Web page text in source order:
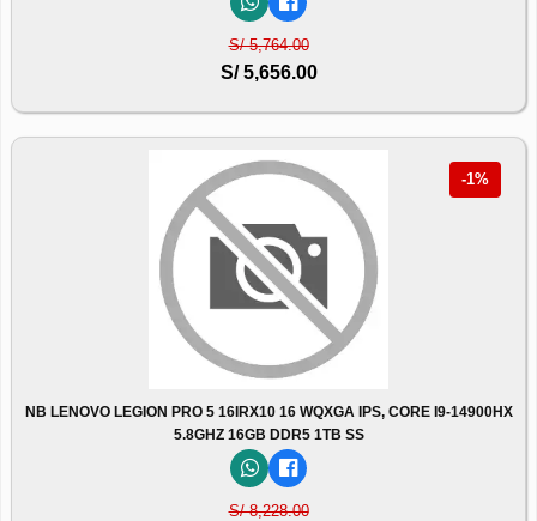
S/ 5,764.00
S/ 5,656.00
-1%
NB LENOVO LEGION PRO 5 16IRX10 16 WQXGA IPS, CORE I9-14900HX
5.8GHZ 16GB DDR5 1TB SS
S/ 8,228.00